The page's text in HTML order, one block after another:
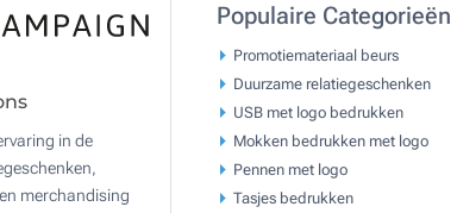
in de
merchandising
Populaire Categorieën
Promotiemateriaal beurs
Duurzame relatiegeschenken
USB met logo bedrukken
Mokken bedrukken met logo
Pennen met logo
Tasjes bedrukken